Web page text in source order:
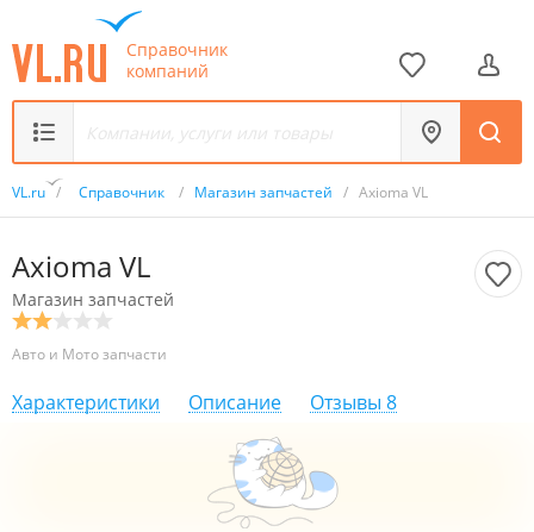
Справочник
компаний
VL.ru / Справочник / Магазин запчастей / Axioma VL
Axioma VL
Магазин запчастей
Авто и Мото запчасти
Характеристики Описание Отзывы 8